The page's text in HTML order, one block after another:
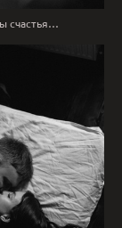
счастья…